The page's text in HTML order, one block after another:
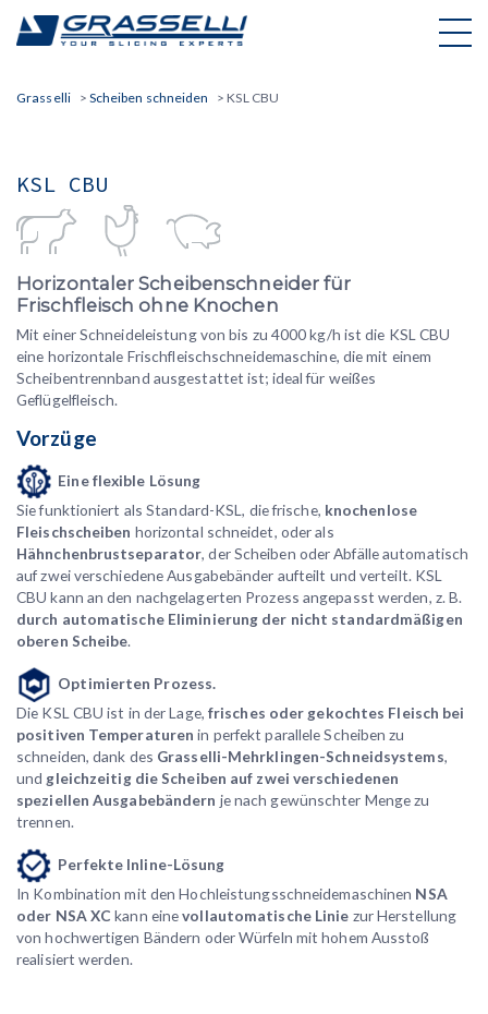
content
Grasselli > Scheiben schneiden >KSL CBU
KSL CBU
Horizontaler Scheibenschneider für
Frischfleisch ohne Knochen
Mit einer Schneideleistung von bis zu 4000 kg/h ist die KSL CBU
eine horizontale Frischfleischschneidemaschine, die mit einem
Scheibentrennband ausgestattet ist; ideal für weißes
Geflügelfleisch.
Vorzüge
Eine flexible Lösung
Sie funktioniert als Standard-KSL, die frische, knochenlose
Fleischscheiben horizontal schneidet, oder als
Hähnchenbrustseparator, der Scheiben oder Abfälle automatisch
auf zwei verschiedene Ausgabebänder aufteilt und verteilt. KSL
CBU kann an den nachgelagerten Prozess angepasst werden, z. B.
durch automatische Eliminierung der nicht standardmäßigen
oberen Scheibe.
Optimierten Prozess.
Die KSL CBU ist in der Lage, frisches oder gekochtes Fleisch bei
positiven Temperaturen in perfekt parallele Scheiben zu
schneiden, dank des Grasselli-Mehrklingen-Schneidsystems,
und gleichzeitig die Scheiben auf zwei verschiedenen
speziellen Ausgabebändern je nach gewünschter Menge zu
trennen.
Perfekte Inline-Lösung
In Kombination mit den Hochleistungsschneidemaschinen NSA
oder NSA XC kann einevollautomatische Linie zur Herstellung
von hochwertigen Bändern oder Würfeln mit hohem Ausstoß
realisiert werden.